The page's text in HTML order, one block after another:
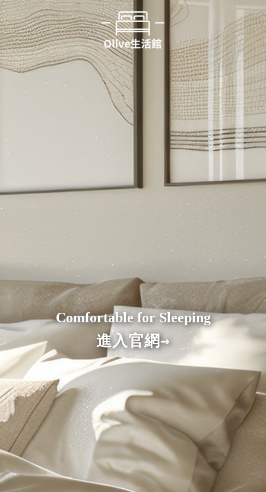
冬季必買(加厚法蘭絨×羊羔絨、冬被、被
毯)